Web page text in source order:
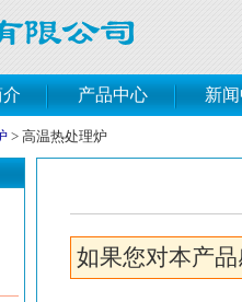
产品中心 新
> 高温热处理炉
如果您对本产